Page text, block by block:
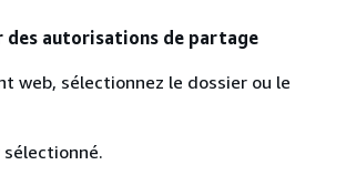
des autorisations de partage
web, sélectionnez le dossier ou le